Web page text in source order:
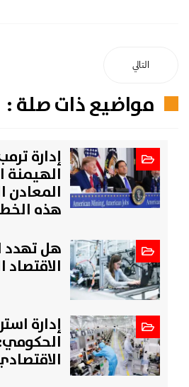
التالي
مواضيع ذات صلة :
إدارة
الهيمنة
المعادن
هذه
هل تهدد
إدارة